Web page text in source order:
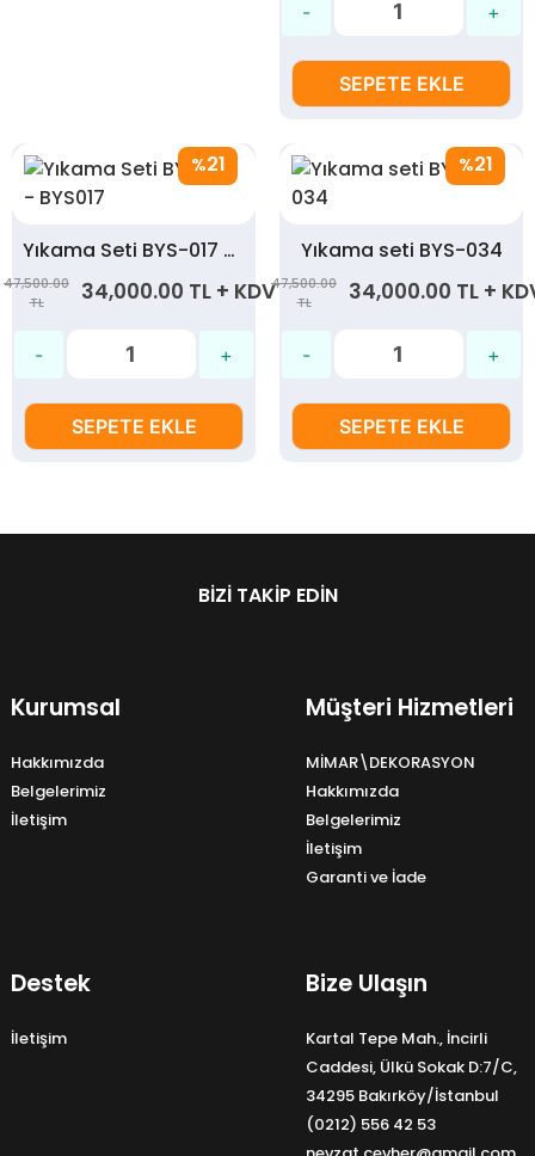
SEPETE EKLE
%21
Yıkama Seti BYS-017 - BYS017
47,500.00
TL
34,000.00 TL + KDV
SEPETE EKLE
%21
Yıkama seti BYS-034
47,500.00
TL
34,000.00 TL +
SEPETE EKLE
BIZI TAKIP EDIN
Kurumsal
Hakkımızda
Belgelerimiz
İletişim
Müşteri Hizmetleri
MİMAR\DEKORASYON
Hakkımızda
Belgelerimiz
İletişim
Garanti ve İade
Destek
İletişim
Bize Ulaşın
Kartal Tepe Mah., İncirli
Caddesi, Ülkü Sokak D:7/C,
34295 Bakırköy/İstanbul
(0212) 556 42 53